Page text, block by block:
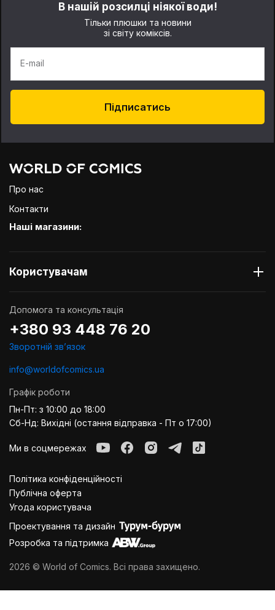
В нашій розсилці ніякої води!
Тільки плюшки та новини
зі світу коміксів.
E-mail
Підписатись
Про нас
Контакти
Наші магазини:
Користувачам
Допомога та консультація
+380 93 448 76 20
Зворотній звʼязок
info@worldofcomics.ua
Графік роботи
Пн-Пт: з 10:00 до 18:00
Сб-Нд: Вихідні (остання відправка - Пт о 17:00)
Ми в соцмережах
Політика конфіденційності
Публiчна оферта
Угода користувача
Проектування та дизайн
Розробка та підтримка
2026 © World of Comics. Всі права захищено.